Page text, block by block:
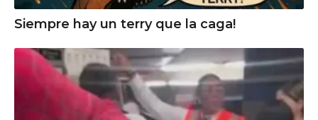
Siempre hay un terry que la caga!